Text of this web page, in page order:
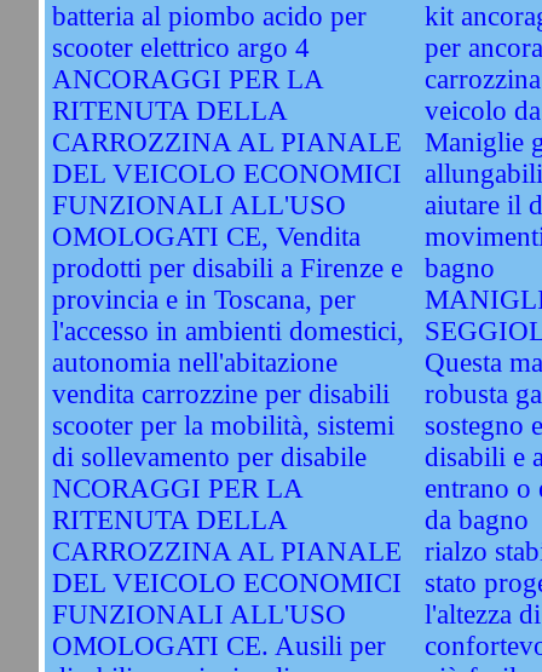
batteria al piombo acido per
scooter elettrico argo 4
ANCORAGGI PER LA
RITENUTA DELLA
CARROZZINA AL PIANALE
DEL VEICOLO ECONOMICI
FUNZIONALI ALL'USO
OMOLOGATI CE, Vendita
prodotti per disabili a Firenze e
provincia e in Toscana, per
l'accesso in ambienti domestici,
autonomia nell'abitazione
vendita carrozzine per disabili
scooter per la mobilità, sistemi
di sollevamento per disabile
NCORAGGI PER LA
RITENUTA DELLA
CARROZZINA AL PIANALE
DEL VEICOLO ECONOMICI
FUNZIONALI ALL'USO
OMOLOGATI CE. Ausili per
kit
per
veicolo
Maniglie
aiutare il
bagno
Questa
robusta
sostegno
disabili e
entrano o
da bagno
rialzo
stato
l'altezza